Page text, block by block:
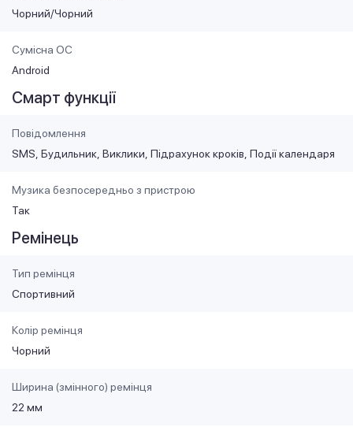
Чорний/Чорний
Сумісна ОС
Android
Смарт функції
Повідомлення
SMS Будильник Виклики Підрахунок кроків Події календаря
Музика безпосередньо з пристрою
Так
Ремінець
Тип ремінця
Спортивний
Колір ремінця
Чорний
Ширина (змінного) ремінця
22 мм